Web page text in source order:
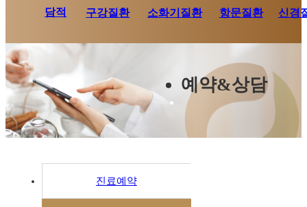
담적 구강질환 소화기질환 항문질환 신경
예약&상담
진료예약